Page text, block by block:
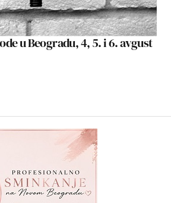
u Beogradu, 4, 5. i 6. avgust